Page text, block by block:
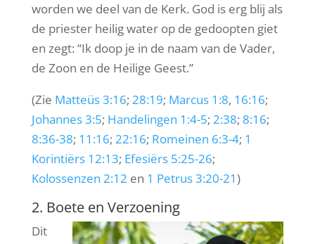
worden we deel van de Kerk. God is erg blij als
de priester heilig water op de gedoopten giet
en zegt: “Ik doop je in de naam van de Vader,
de Zoon en de Heilige Geest.”
(Zie Matteüs 3:16; 28:19; Marcus 1:8, 16:16;
Johannes 3:5; Handelingen 1:4-5; 2:38; 8:16;
8:36-38; 11:16; 22:16; Romeinen 6:3-4; 1
Korintiërs 12:13; Efesiërs 5:25-26;
Kolossenzen 2:12 en 1 Petrus 3:20-21)
2. Boete en Verzoening
Dit